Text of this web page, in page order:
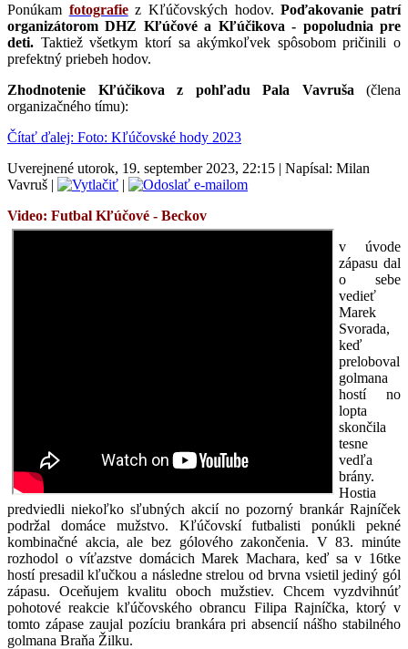
Ponúkam fotografiez Kľúčovských hodov.Poďakovanie patrí
organizátorom DHZ Kľúčové a Kľúčikova - popoludnia pre
deti. Taktiež všetkym ktorí sa akýmkoľvek spôsobom pričinili o
prefektný priebeh hodov.
Zhodnotenie Kľúčikova z pohľadu Pala Vavruša (člena
organizačného tímu):
Čítať ďalej: Foto: Kľúčovské hody 2023
Uverejnené utorok, 19. september 2023, 22:15 | Napísal: Milan
Vavruš |
|
Video: Futbal Kľúčové - Beckov
v úvode
zápasu dal
o sebe
vedieť
Marek
Svorada,
keď
preloboval
golmana
hostí no
lopta
skončila
tesne
vedľa
brány.
Hostia
predviedli niekoľko sľubných akcií no pozorný brankár Rajníček
podržal domáce mužstvo. Kľúčovskí futbalisti ponúkli pekné
kombinačné akcia, ale bez gólového zakončenia. V 83. minúte
rozhodol o víťazstve domácich Marek Machara, keď sa v 16tke
hostí presadil kľučkou a následne strelou od brvna vsietil jediný gól
zápasu. Oceňujem kvalitu oboch mužstiev. Chcem vyzdvihnúť
pohotové reakcie kľúčovského obrancu Filipa Rajníčka, ktorý v
tomto zápase zaujal pozíciu brankára pri absencií nášho stabilného
golmana Braňa Žilku.